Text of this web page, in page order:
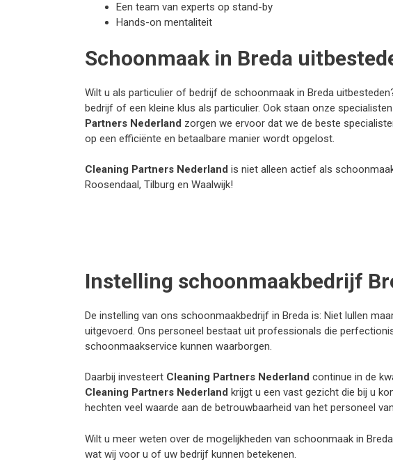
Een team van experts op stand-by
Hands-on mentaliteit
Schoonmaak in Breda
Wilt u als particulier of bedrijf de schoonmaak in Breda
bedrijf of een kleine klus als particulier. Ook staan onze
Partners Nederland zorgen we ervoor dat we de beste
op een efficiënte en betaalbare manier wordt opgelost.
Cleaning Partners Nederland is niet alleen actief als
Roosendaal, Tilburg en Waalwijk!
Instelling schoonmaakbedrijf
De instelling van ons schoonmaakbedrijf in Breda is: Niet lullen
uitgevoerd. Ons personeel bestaat uit professionals die
schoonmaakservice kunnen waarborgen.
Daarbij investeert Cleaning Partners Nederland continue in de
Cleaning Partners Nederland krijgt u een vast gezicht die bij u
hechten veel waarde aan de betrouwbaarheid van het personeel
Wilt u meer weten over de mogelijkheden van schoonmaak in
wat wij voor u of uw bedrijf kunnen betekenen.